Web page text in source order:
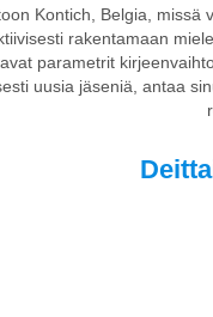
Kontich, Belgia,
rakentamaan
parametrit
uusia jäseniä, antaa